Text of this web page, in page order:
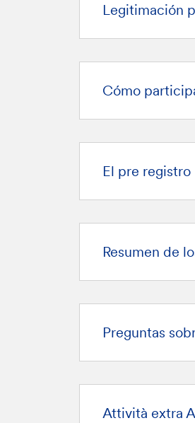
Legitimación
Cómo
El pre registro
Resumen de
Preguntas
Attività extra